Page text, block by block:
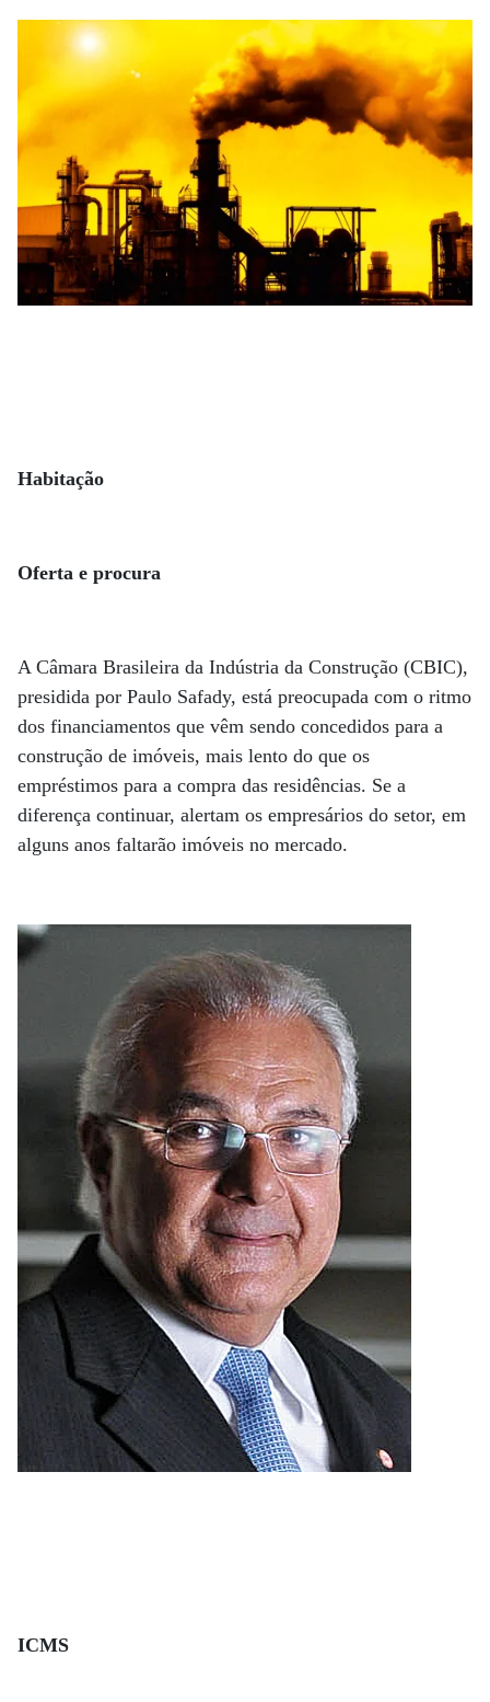
Habitação
Oferta e procura
A Câmara Brasileira da Indústria da Construção (CBIC),
presidida por Paulo Safady, está preocupada com o ritmo
dos financiamentos que vêm sendo concedidos para a
construção de imóveis, mais lento do que os
empréstimos para a compra das residências. Se a
diferença continuar, alertam os empresários do setor, em
alguns anos faltarão imóveis no mercado.
ICMS